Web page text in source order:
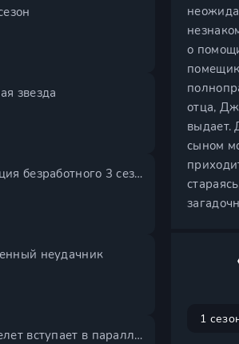
о
отца,
выдает.
сыном
1
звезда
Реинкарнация безработного 3 сезон
неудачник
Рыцарь-скелет вступает в параллельный мир 2 сезон